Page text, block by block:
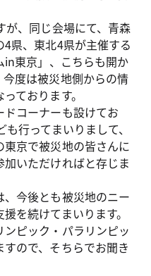
が、同じ会場にて、青森
県、東北4県が主催する
in東京」、こちらも開か
度は被災地側からの情
ております。
ドコーナーも設けてお
行ってまいりまして、
京で被災地の皆さんに
いただければと存じま
今後とも被災地のニー
を続けてまいります。
ピック・パラリンピッ
ので、そちらでお聞き